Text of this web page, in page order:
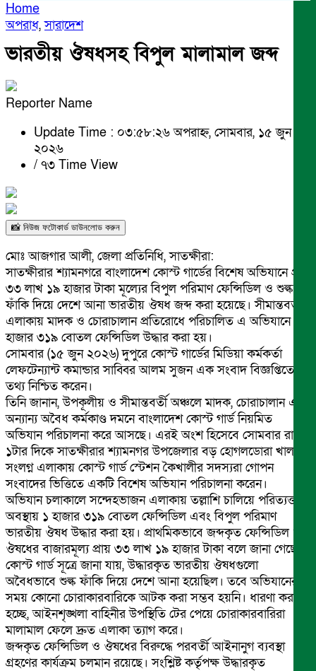
Home
অপরাধ,সারাদেশ
ভারতীয় ঔষধসহ বিপুল মালামাল জব্দ
Reporter Name
Update Time : ০৩:৫৮:২৬ অপরাহ্ন, সোমবার, ১৫ জুন
২০২৬
/ ৭৩ Time View
📸 নিউজ ফটোকার্ড ডাউনলোড করুন
মোঃ আজগার আলী, জেলা প্রতিনিধি, সাতক্ষীরা:
সাতক্ষীরার শ্যামনগরে বাংলাদেশ কোস্ট গার্ডের বিশেষ অভিযানে প্রায়
৩৩ লাখ ১৯ হাজার টাকা মূল্যের বিপুল পরিমাণ ফেন্সিডিল ও শুল্ক
ফাঁকি দিয়ে দেশে আনা ভারতীয় ঔষধ জব্দ করা হয়েছে। সীমান্তবর্তী
এলাকায় মাদক ও চোরাচালান প্রতিরোধে পরিচালিত এ অভিযানে ১
হাজার ৩১৯ বোতল ফেন্সিডিল উদ্ধার করা হয়।
সোমবার (১৫ জুন ২০২৬) দুপুরে কোস্ট গার্ডের মিডিয়া কর্মকর্তা
লেফটেন্যান্ট কমান্ডার সাব্বির আলম সুজন এক সংবাদ বিজ্ঞপ্তিতে এ
তথ্য নিশ্চিত করেন।
তিনি জানান, উপকূলীয় ও সীমান্তবর্তী অঞ্চলে মাদক, চোরাচালান এবং
অন্যান্য অবৈধ কর্মকাণ্ড দমনে বাংলাদেশ কোস্ট গার্ড নিয়মিত
অভিযান পরিচালনা করে আসছে। এরই অংশ হিসেবে সোমবার রাত
১টার দিকে সাতক্ষীরার শ্যামনগর উপজেলার বড় হোগলডোরা খাল
সংলগ্ন এলাকায় কোস্ট গার্ড স্টেশন কৈখালীর সদস্যরা গোপন
সংবাদের ভিত্তিতে একটি বিশেষ অভিযান পরিচালনা করেন।
অভিযান চলাকালে সন্দেহভাজন এলাকায় তল্লাশি চালিয়ে পরিত্যক্ত
অবস্থায় ১ হাজার ৩১৯ বোতল ফেন্সিডিল এবং বিপুল পরিমাণ
ভারতীয় ঔষধ উদ্ধার করা হয়। প্রাথমিকভাবে জব্দকৃত ফেন্সিডিল ও
ঔষধের বাজারমূল্য প্রায় ৩৩ লাখ ১৯ হাজার টাকা বলে জানা গেছে।
কোস্ট গার্ড সূত্রে জানা যায়, উদ্ধারকৃত ভারতীয় ঔষধগুলো
অবৈধভাবে শুল্ক ফাঁকি দিয়ে দেশে আনা হয়েছিল। তবে অভিযানের
সময় কোনো চোরাকারবারিকে আটক করা সম্ভব হয়নি। ধারণা করা
হচ্ছে, আইনশৃঙ্খলা বাহিনীর উপস্থিতি টের পেয়ে চোরাকারবারিরা
মালামাল ফেলে দ্রুত এলাকা ত্যাগ করে।
জব্দকৃত ফেন্সিডিল ও ঔষধের বিরুদ্ধে পরবর্তী আইনানুগ ব্যবস্থা
গ্রহণের কার্যক্রম চলমান রয়েছে। সংশ্লিষ্ট কর্তৃপক্ষ উদ্ধারকৃত